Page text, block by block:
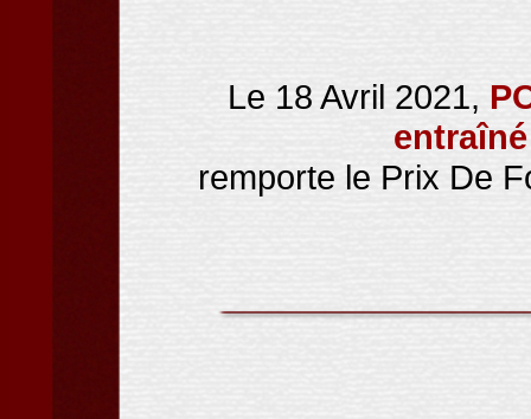
Le 18 Avril 2021,
entraîné
remporte le Prix De